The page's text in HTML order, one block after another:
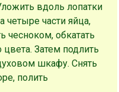
вдоль лопатки
четыре части яйца,
чесноком, обкатать
Затем подлить
шкафу. Снять
полить